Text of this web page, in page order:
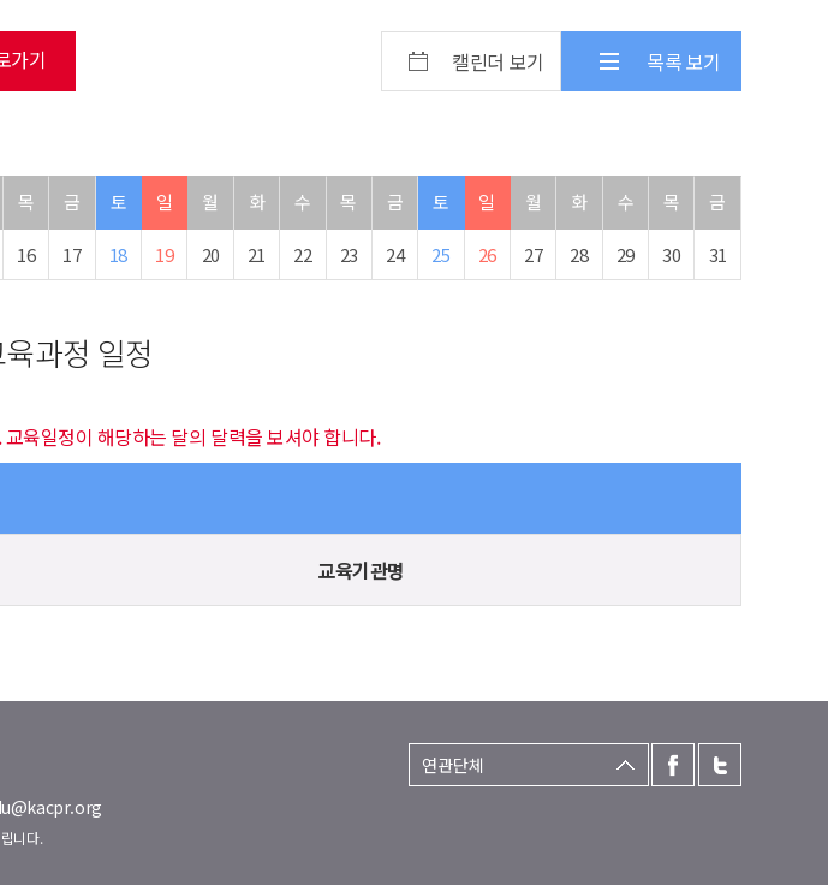
가기 캘린더 보기 목록 보기
목 금 토 일 월 화 수 목 금 토 일 월 화 수 목 금
16 17 18 19 20 21 22 23 24 25 26 27 28 29 30 31
과정 일정
육일정이 해당하는 달의 달력을 보셔야 합니다.
교육기관명
니다.